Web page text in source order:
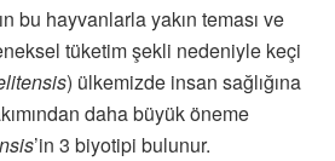
bu hayvanlarla yakın teması ve
tüketim şekli nedeniyle keçi
) ülkemizde insan sağlığına
daha büyük öneme
’in 3 biyotipi bulunur.